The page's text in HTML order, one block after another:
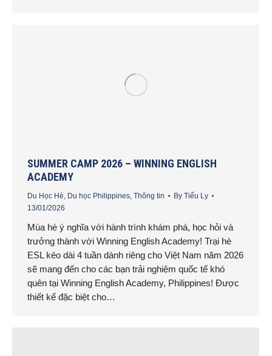
SUMMER CAMP 2026 – WINNING ENGLISH
ACADEMY
Du Học Hè, Du học Philippines, Thông tin By Tiểu Ly
13/01/2026
Mùa hè ý nghĩa với hành trình khám phá, học hỏi và
trưởng thành với Winning English Academy! Trại hè
ESL kéo dài 4 tuần dành riêng cho Việt Nam năm 2026
sẽ mang đến cho các bạn trải nghiệm quốc tế khó
quên tại Winning English Academy, Philippines! Được
thiết kế đặc biệt cho…